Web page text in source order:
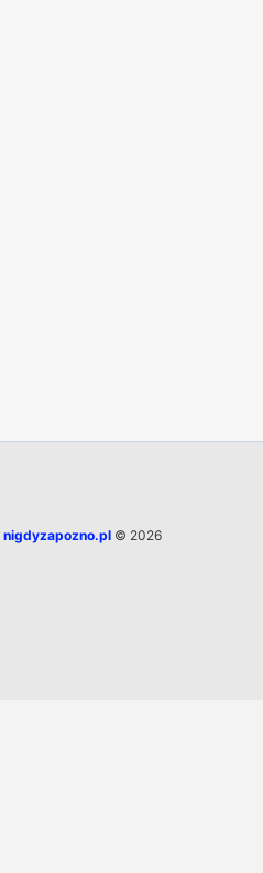
nigdyzapozno.pl © 2026